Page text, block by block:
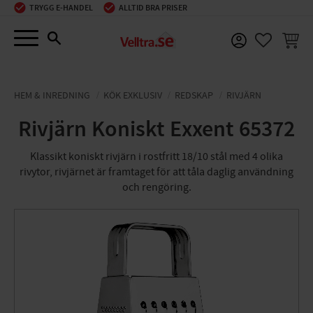
Meny
TRYGG E-HANDEL ALLTID BRA PRISER
HEM & INREDNING KÖK EXKLUSIV REDSKAP RIVJÄRN
Rivjärn Koniskt Exxent 65372
Klassikt koniskt rivjärn i rostfritt 18/10 stål med 4 olika
rivytor, rivjärnet är framtaget för att tåla daglig användning
och rengöring.